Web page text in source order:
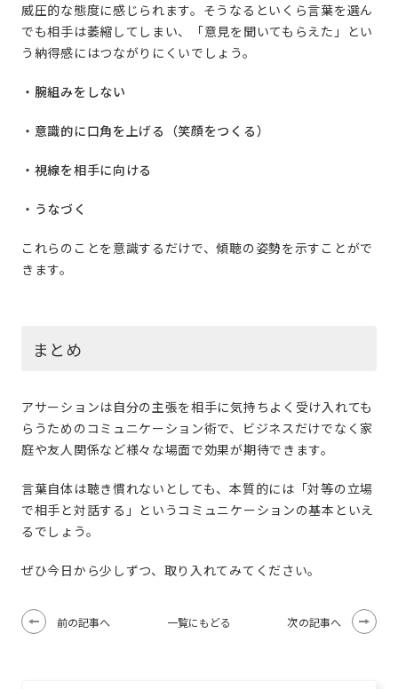
威圧的な態度に感じられます。そうなるといくら言葉を選ん
でも相手は萎縮してしまい、「意見を聞いてもらえた」とい
う納得感にはつながりにくいでしょう。
・腕組みをしない
・意識的に口角を上げる（笑顔をつくる）
・視線を相手に向ける
・うなづく
これらのことを意識するだけで、傾聴の姿勢を示すことがで
きます。
まとめ
アサーションは自分の主張を相手に気持ちよく受け入れても
らうためのコミュニケーション術で、ビジネスだけでなく家
庭や友人関係など様々な場面で効果が期待できます。
言葉自体は聴き慣れないとしても、本質的には「対等の立場
で相手と対話する」というコミュニケーションの基本といえ
るでしょう。
ぜひ今日から少しずつ、取り入れてみてください。
前の記事へ 一覧にもどる 次の記事へ